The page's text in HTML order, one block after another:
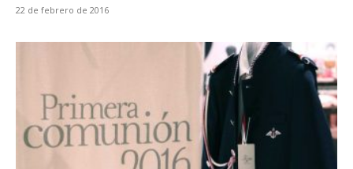
22 de febrero de 2016